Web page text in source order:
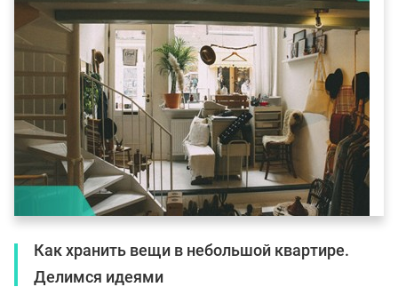
Как хранить вещи в небольшой квартире.
Делимся идеями